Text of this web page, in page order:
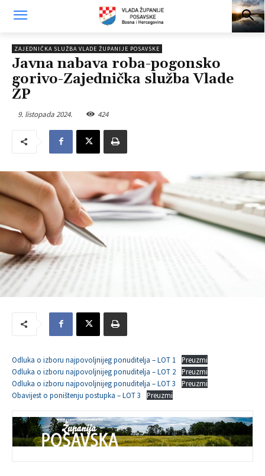
ZAJEDNIČKA SLUŽBA VLADE ŽUPANIJE POSAVSKE
Javna nabava roba-pogonsko
gorivo-Zajednička služba Vlade
ŽP
9. listopada 2024. 424
Odluka o izboru najpovoljnijeg ponuditelja – LOT 1
Preuzmi
Odluka o izboru najpovoljnijeg ponuditelja – LOT 2
Preuzmi
Odluka o izboru najpovoljnijeg ponuditelja – LOT 3
Preuzmi
Obavijest o poništenju postupka – LOT 3
Preuzmi